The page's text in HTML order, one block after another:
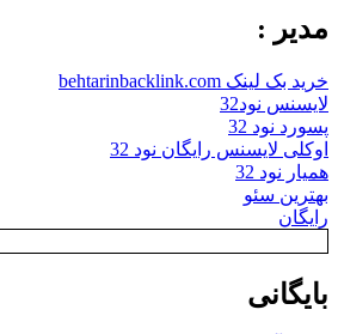
مدیر :
خرید بک لینک behtarinbacklink.com
لایسنس نود32
پسورد نود 32
اوکلی لایسنس رایگان نود 32
همیار نود 32
بهترین سئو
رایگان
بایگانی